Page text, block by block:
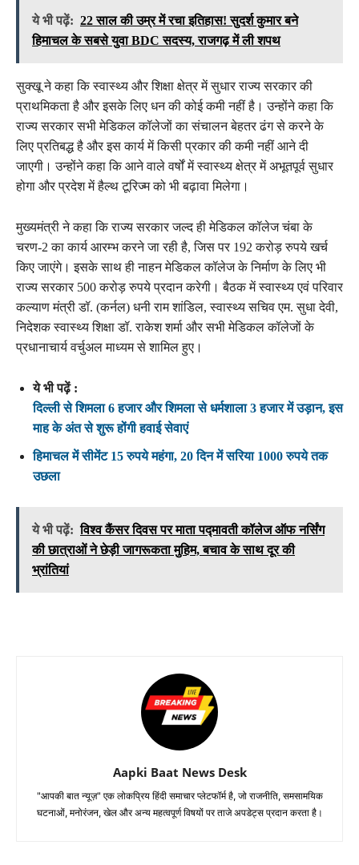
ये भी पढ़ें: 22 साल की उम्र में रचा इतिहास! सुदर्श कुमार बने
हिमाचल के सबसे युवा BDC सदस्य, राजगढ़ में ली शपथ
सुक्खू ने कहा कि स्वास्थ्य और शिक्षा क्षेत्र में सुधार राज्य सरकार की
प्राथमिकता है और इसके लिए धन की कोई कमी नहीं है। उन्होंने कहा कि
राज्य सरकार सभी मेडिकल कॉलेजों का संचालन बेहतर ढंग से करने के
लिए प्रतिबद्ध है और इस कार्य में किसी प्रकार की कमी नहीं आने दी
जाएगी। उन्होंने कहा कि आने वाले वर्षों में स्वास्थ्य क्षेत्र में अभूतपूर्व सुधार
होगा और प्रदेश में हैल्थ टूरिज्म को भी बढ़ावा मिलेगा।
मुख्यमंत्री ने कहा कि राज्य सरकार जल्द ही मेडिकल कॉलेज चंबा के
चरण-2 का कार्य आरम्भ करने जा रही है, जिस पर 192 करोड़ रुपये खर्च
किए जाएंगे। इसके साथ ही नाहन मेडिकल कॉलेज के निर्माण के लिए भी
राज्य सरकार 500 करोड़ रुपये प्रदान करेगी। बैठक में स्वास्थ्य एवं परिवार
कल्याण मंत्री डॉ. (कर्नल) धनी राम शांडिल, स्वास्थ्य सचिव एम. सुधा देवी,
निदेशक स्वास्थ्य शिक्षा डॉ. राकेश शर्मा और सभी मेडिकल कॉलेजों के
प्रधानाचार्य वर्चुअल माध्यम से शामिल हुए।
ये भी पढ़ें :
दिल्ली से शिमला 6 हजार और शिमला से धर्मशाला 3 हजार में उड़ान, इस
माह के अंत से शुरू होंगी हवाई सेवाएं
हिमाचल में सीमेंट 15 रुपये महंगा, 20 दिन में सरिया 1000 रुपये तक
उछला
ये भी पढ़ें: विश्व कैंसर दिवस पर माता पद्मावती कॉलेज ऑफ नर्सिंग
की छात्राओं ने छेड़ी जागरूकता मुहिम, बचाव के साथ दूर की
भ्रांतियां
Aapki Baat News Desk
"आपकी बात न्यूज़" एक लोकप्रिय हिंदी समाचार प्लेटफॉर्म है, जो राजनीति, समसामयिक
घटनाओं, मनोरंजन, खेल और अन्य महत्वपूर्ण विषयों पर ताजे अपडेट्स प्रदान करता है।